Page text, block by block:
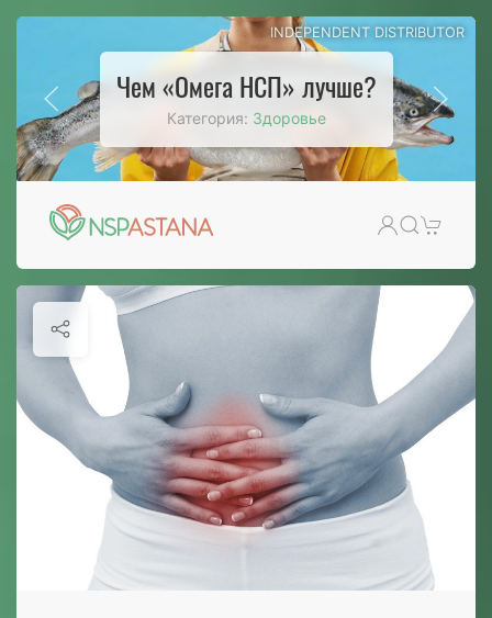
Фитопродукты НСП детям
Категория: Здоровье
INDEPENDENT DISTRIBUTOR